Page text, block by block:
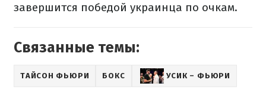
завершится победой украинца по очкам.
Связанные темы:
ТАЙСОН ФЬЮРИ БОКС УСИК – ФЬЮРИ